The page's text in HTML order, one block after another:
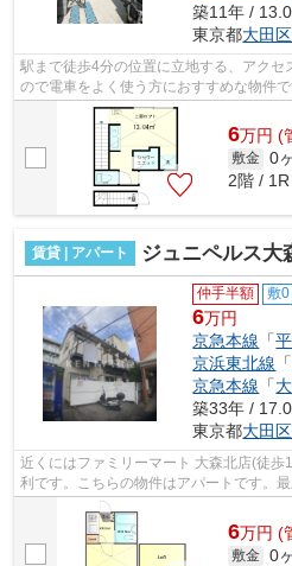
築11年 /
東京都大田区
駅まで徒歩4分の位置に立地する、アクセ
ので電車をよく使う方におすすめな物件
たってメンテナンスが必要ありません...
6万円 (
敷金 0
2階 /
賃貸 | アパート ジュニペルス大
仲手半額 敷0
6万円
京急本線 「
京浜東北線 「
京急本線 「
築33年 /
東京都大田区
近くにはファミリーマート 大森北店(徒
利です。こちらの物件はアパートです。
あるので行動範囲が広がります。平坦...
6万円 (
敷金 0